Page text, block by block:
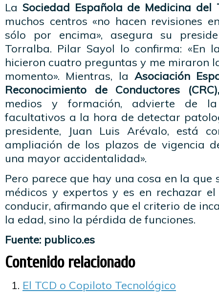
La Sociedad Española de Medicina del
muchos centros «no hacen revisiones
sólo por encima», asegura su
Torralba. Pilar Sayol lo confirma: «En
hicieron cuatro preguntas y me miraron
momento». Mientras, la Asociación
Reconocimiento de Conductores (CRC),
medios y formación, advierte de
facultativos a la hora de detectar
presidente, Juan Luis Arévalo, está
ampliación de los plazos de vigencia
una mayor accidentalidad».
Pero parece que hay una cosa en la que
médicos y expertos y es en rechazar
conducir, afirmando que el criterio de
la edad, sino la pérdida de funciones.
Fuente: publico.es
Contenido relacionado
El TCD o Copiloto Tecnológico